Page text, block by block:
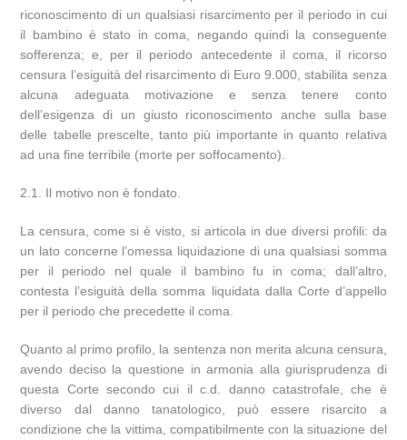
riconoscimento di un qualsiasi risarcimento per il periodo in cui
il bambino è stato in coma, negando quindi la conseguente
sofferenza; e, per il periodo antecedente il coma, il ricorso
censura l’esiguità del risarcimento di Euro 9.000, stabilita senza
alcuna adeguata motivazione e senza tenere conto
dell’esigenza di un giusto riconoscimento anche sulla base
delle tabelle prescelte, tanto più importante in quanto relativa
ad una fine terribile (morte per soffocamento).
2.1. Il motivo non è fondato.
La censura, come si è visto, si articola in due diversi profili: da
un lato concerne l’omessa liquidazione di una qualsiasi somma
per il periodo nel quale il bambino fu in coma; dall’altro,
contesta l’esiguità della somma liquidata dalla Corte d’appello
per il periodo che precedette il coma.
Quanto al primo profilo, la sentenza non merita alcuna censura,
avendo deciso la questione in armonia alla giurisprudenza di
questa Corte secondo cui il c.d. danno catastrofale, che è
diverso dal danno tanatologico, può essere risarcito a
condizione che la vittima, compatibilmente con la situazione del